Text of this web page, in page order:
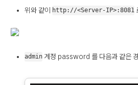
위와 같이 http://<Server-IP>:8081
admin 계정 password 를 다음과 같은